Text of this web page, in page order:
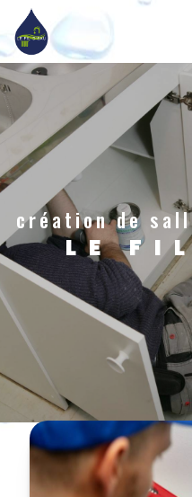
création de
LE
Panneau de gestion des